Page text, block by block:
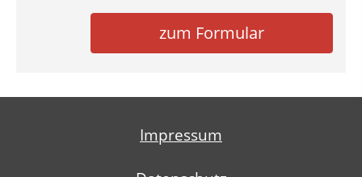
zum Formular
Impressum